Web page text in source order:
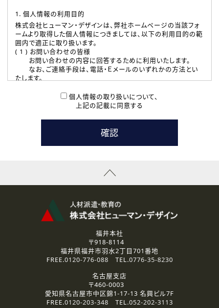
1. 個人情報の利用目的
株式会社ヒューマン・デザインは、弊社ホームページの当該フォ
ームより取得した個人情報につきましては、以下の利用目的の範
囲内で適正に取り扱います。
( 1 ) お問い合わせの皆様
お問い合わせの内容に回答するために利用いたします。
なお、ご連絡手段は、電話・Ｅメールのいずれかの方法とい
たします。
本登録に関するご連絡および本登録時の参考情報として利
たします。
( 3 ) スタッフ派遣を検討されている企業の皆様
お問い合わせの内容に回答するために利用いたします。
なお、ご連絡手段は、電話・Ｅメールのいずれかの方法とい
資料送付、受講相談に関するご連絡のために利用いたしま
その他、お問い合わせの内容に回答するために利用いたし
なお、ご連絡手段は、電話・Ｅメールのいずれかの方法とい
2.個人情報の第三者提供
ご提供いただいた個人情報は、法令等の規定に従う場合を除き、
3.個人情報の取り扱いの委託
弊社の定める個人情報保護の評価基準を満たした委託先に、個
人情報を委託する場合があります。
個人情報の取り扱いについて、
上記の記載に同意する
福井本社
〒918-8114
福井県福井市羽水2丁目701番地
FREE.0120-776-088 TEL.0776-35-8230
名古屋支店
〒460-0003
愛知県名古屋市中区錦1-17-13 名興ビル7F
FREE.0120-203-348 TEL.052-202-3113